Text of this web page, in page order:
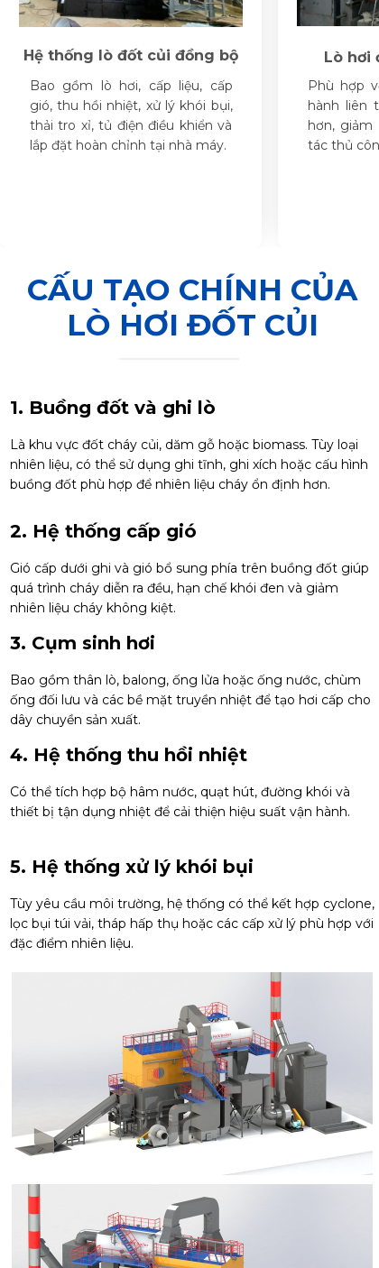
Lò hơi
Phù hợp
hành liên
hơn,
tác thủ
Hệ thống lò đốt củi đồng bộ
Bao gồm lò hơi, cấp liệu, cấp
gió, thu hồi nhiệt, xử lý khói bụi,
thải tro xỉ, tủ điện điều khiển và
lắp đặt hoàn chỉnh tại nhà máy.
CẤU TẠO CHÍNH CỦA
LÒ HƠI ĐỐT CỦI
1. Buồng đốt và ghi lò
Là khu vực đốt cháy củi, dăm gỗ hoặc biomass. Tùy loại
nhiên liệu, có thể sử dụng ghi tĩnh, ghi xích hoặc cấu hình
buồng đốt phù hợp để nhiên liệu cháy ổn định hơn.
2. Hệ thống cấp gió
Gió cấp dưới ghi và gió bổ sung phía trên buồng đốt giúp
quá trình cháy diễn ra đều, hạn chế khói đen và giảm
nhiên liệu cháy không kiệt.
3. Cụm sinh hơi
Bao gồm thân lò, balong, ống lửa hoặc ống nước, chùm
ống đối lưu và các bề mặt truyền nhiệt để tạo hơi cấp cho
dây chuyền sản xuất.
4. Hệ thống thu hồi nhiệt
Có thể tích hợp bộ hâm nước, quạt hút, đường khói và
thiết bị tận dụng nhiệt để cải thiện hiệu suất vận hành.
5. Hệ thống xử lý khói bụi
Tùy yêu cầu môi trường, hệ thống có thể kết hợp cyclone,
lọc bụi túi vải, tháp hấp thụ hoặc các cấp xử lý phù hợp với
đặc điểm nhiên liệu.